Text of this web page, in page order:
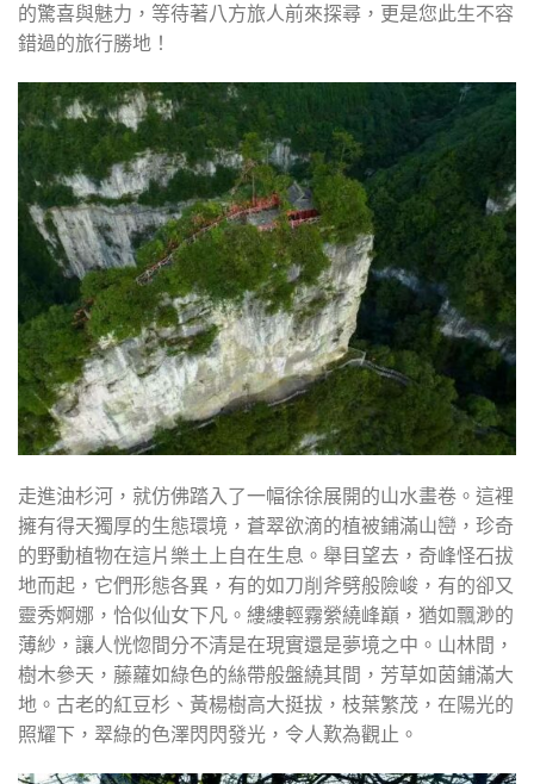
的驚喜與魅力，等待著八方旅人前來探尋，更是您此生不容
錯過的旅行勝地！
走進油杉河，就仿佛踏入了一幅徐徐展開的山水畫卷。這裡
擁有得天獨厚的生態環境，蒼翠欲滴的植被鋪滿山巒，珍奇
的野動植物在這片樂土上自在生息。舉目望去，奇峰怪石拔
地而起，它們形態各異，有的如刀削斧劈般險峻，有的卻又
靈秀婀娜，恰似仙女下凡。縷縷輕霧縈繞峰巔，猶如飄渺的
薄紗，讓人恍惚間分不清是在現實還是夢境之中。山林間，
樹木參天，藤蘿如綠色的絲帶般盤繞其間，芳草如茵鋪滿大
地。古老的紅豆杉、黃楊樹高大挺拔，枝葉繁茂，在陽光的
照耀下，翠綠的色澤閃閃發光，令人歎為觀止。